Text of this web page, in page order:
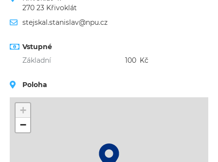
270 23 Křivoklát
stejskal.stanislav@npu.cz
Vstupné
Základní
100 Kč
Poloha
+
−